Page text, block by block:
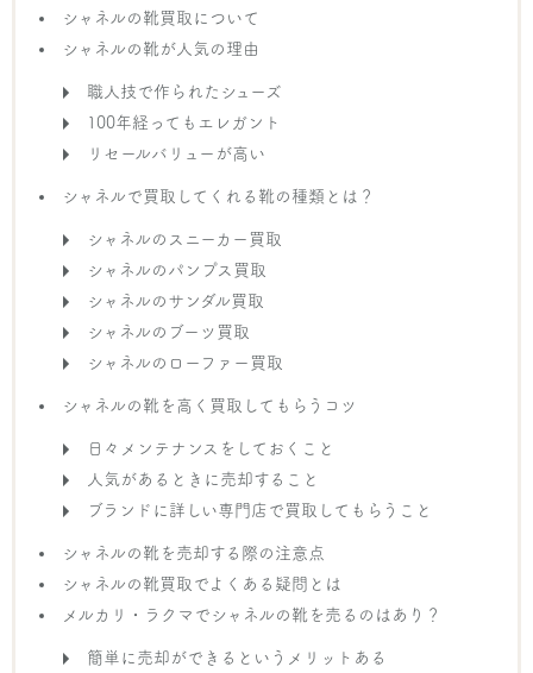
シャネルの靴買取について
シャネルの靴が人気の理由
職人技で作られたシューズ
100年経ってもエレガント
リセールバリューが高い
シャネルで買取してくれる靴の種類とは？
シャネルのスニーカー買取
シャネルのパンプス買取
シャネルのサンダル買取
シャネルのブーツ買取
シャネルのローファー買取
シャネルの靴を高く買取してもらうコツ
日々メンテナンスをしておくこと
人気があるときに売却すること
ブランドに詳しい専門店で買取してもらうこと
シャネルの靴を売却する際の注意点
シャネルの靴買取でよくある疑問とは
メルカリ・ラクマでシャネルの靴を売るのはあり？
簡単に売却ができるというメリットある